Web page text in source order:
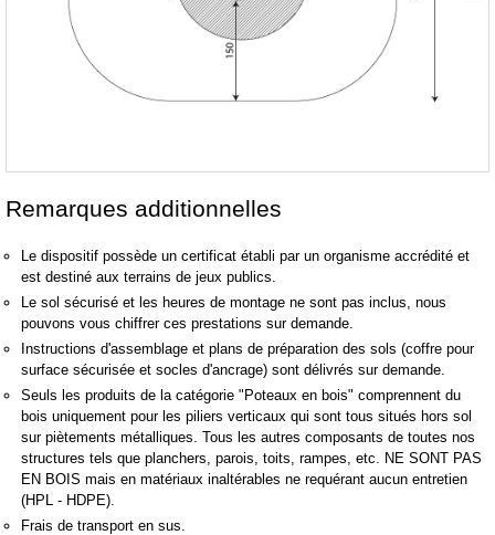
Remarques additionnelles
Le dispositif possède un certificat établi par un organisme accrédité et
est destiné aux terrains de jeux publics.
Le sol sécurisé et les heures de montage ne sont pas inclus, nous
pouvons vous chiffrer ces prestations sur demande.
Instructions d'assemblage et plans de préparation des sols (coffre pour
surface sécurisée et socles d'ancrage) sont délivrés sur demande.
Seuls les produits de la catégorie "Poteaux en bois" comprennent du
bois uniquement pour les piliers verticaux qui sont tous situés hors sol
sur piètements métalliques. Tous les autres composants de toutes nos
structures tels que planchers, parois, toits, rampes, etc. NE SONT PAS
EN BOIS mais en matériaux inaltérables ne requérant aucun entretien
(HPL - HDPE).
Frais de transport en sus.